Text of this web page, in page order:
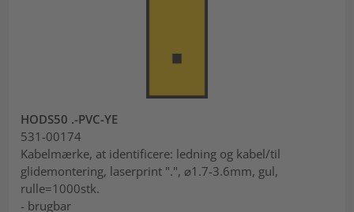
HODS50 .-PVC-YE
531-00174
Kabelmærke, at identificere: ledning og kabel/til
glidemontering, laserprint ".", ⌀1.7-3.6mm, gul,
rulle=1000stk.
- brugbar